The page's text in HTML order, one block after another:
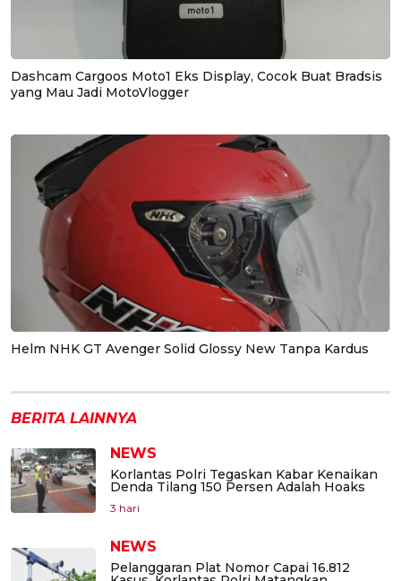
Dashcam Cargoos Moto1 Eks Display, Cocok Buat Bradsis
yang Mau Jadi MotoVlogger
Helm NHK GT Avenger Solid Glossy New Tanpa Kardus
BERITA LAINNYA
NEWS
Korlantas Polri Tegaskan Kabar Kenaikan
Denda Tilang 150 Persen Adalah Hoaks
3 hari
NEWS
Pelanggaran Plat Nomor Capai 16.812